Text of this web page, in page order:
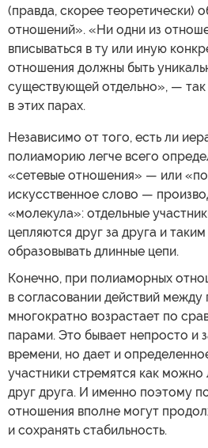
(правда, скорее теоретически)
отношений». «Ни одни из
вписываться в ту или иную
отношения должны быть
существующей отдельно», — так
в этих парах.
Независимо от того, есть ли
полиаморию легче всего
«сетевые отношения» — или
искусственное слово —
«молекула»: отдельные
цепляются друг за друга и
образовывать длинные цепи.
Конечно, при полиаморных
в согласовании действий
многократно возрастает по
парами. Это бывает непросто и
времени, но дает и
участники стремятся как можно
друг друга. И именно поэтому
отношения вполне могут
и сохранять стабильность.